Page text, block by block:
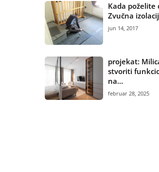
Kada poželite
Zvučna
jun 14, 2017
projekat:
stvoriti
na...
februar 28, 2025